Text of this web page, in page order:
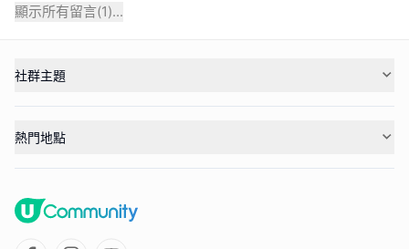
顯示所有留言(1)...
社群主題
熱門地點